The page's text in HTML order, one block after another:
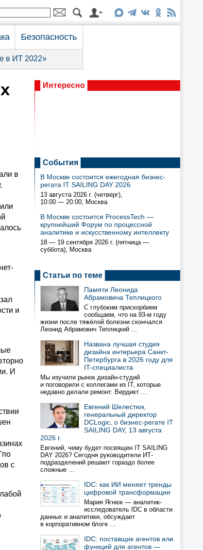
Безопасность
в ИТ 2022»
в
и
И
с
Интересно
События
В Москве состоится ежегодная бизнес-
регата IT SAILING DAY 2026
13 августа 2026 г. (четверг),
10:00 — 20:00, Москва
В Москве состоится ProcessTech —
крупнейший Форум по процессной
аналитике и искусственному интеллекту
18 — 19 сентября 2026 г. (пятница —
суббота), Москва
Статьи по теме
Памяти Леонида
Абрамовича Теплицкого
С глубоким прискорбием
сообщаем, что на 93-м году
жизни после тяжёлой болезни скончался
Леонид Абрамович Теплицкий …
Названа лучшая студия
дизайна интерьера Санкт-
Петербурга в 2026 году для
IT-специалиста
Мы изучили рынок дизайн-студий
и поговорили с коллегами из IT, которые
недавно делали ремонт. Вердикт …
Евгений Шелестюк,
генеральный директор
DCLogic, о бизнес-регате IT
SAILING DAY, 13 августа
2026 г.
Евгений, чему будет посвящен IT SAILING
DAY 2026? Сегодня руководители ИТ-
подразделений решают гораздо более
сложные …
IDC: как ИИ меняет тренды
цифровой трансформации
Мария Ягнюк — аналитик-
исследователь IDC в области
данных и аналитики, обсуждает
в корпоративном блоге …
IDC: поставщик агентов или
функций для агентов —